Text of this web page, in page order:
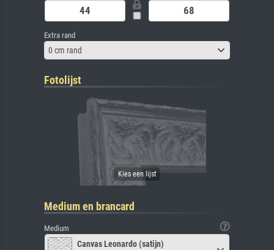
Extra rand
0 cm rand
Fotolijst
Medium en brancard
Medium
Canvas Leonardo (satijn)